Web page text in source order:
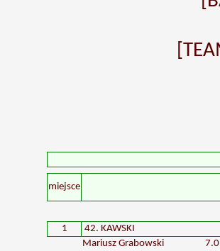
miejsce
1
42. KAWSKI
Mariusz Grabowski
7.0